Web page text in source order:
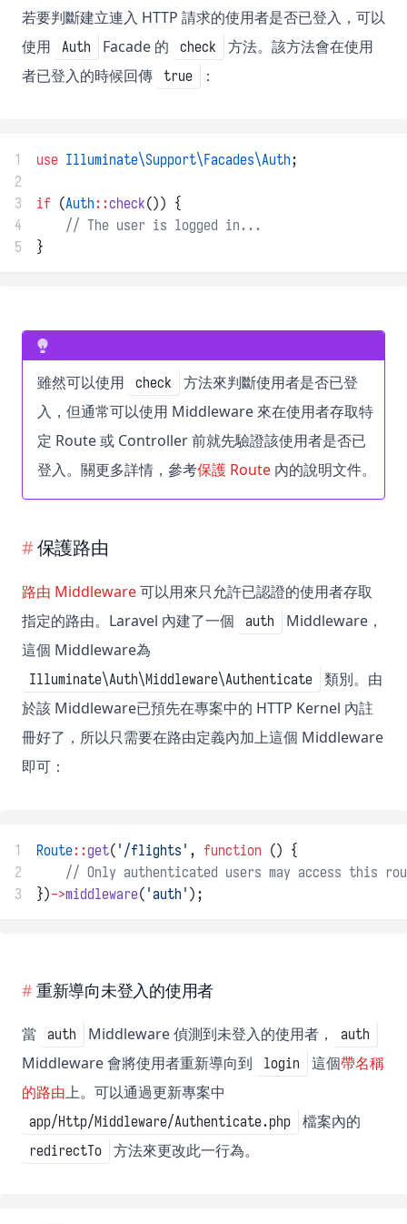
若要判斷建立連入 HTTP 請求的使用者是否已登入，可以
使用
Auth Facade 的 check
方法。該方法會在使用
者已登入的時候回傳 true ：
1 use Illuminate\Support\Facades\Auth;
2
3
if (Auth::check()) {
4
// The user is logged in...
5
}
雖然可以使用 check
方法來判斷使用者是否已登
入，但通常可以使用 Middleware 來在使用者存取特
定 Route 或 Controller 前就先驗證該使用者是否已
登入。關更多詳情，參考保護 Route 內的說明文件。
保護路由
路由 Middleware可以用來只允許已認證的使用者存取
指定的路由。Laravel 內建了一個
auth
Middleware，
這個 Middleware為
Illuminate\Auth\Middleware\Authenticate
類別。由
於該 Middleware已預先在專案中的 HTTP Kernel 內註
冊好了，所以只需要在路由定義內加上這個 Middleware
即可：
1 Route::get( '/flights' , function () {
2
// Only authenticated users may access this
3
})->middleware( 'auth' );
重新導向未登入的使用者
當 auth Middleware 偵測到未登入的使用者， auth
Middleware 會將使用者重新導向到 login 這個帶名稱
的路由上。可以通過更新專案中
app/Http/Middleware/Authenticate.php 檔案內的
redirectTo 方法來更改此一行為。